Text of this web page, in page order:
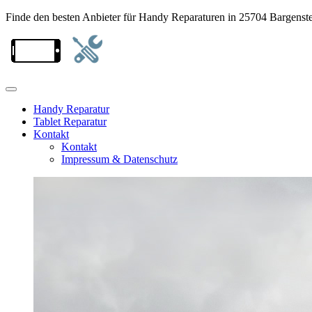
Finde den besten Anbieter für Handy Reparaturen in 25704
Handy Reparatur
Tablet Reparatur
Kontakt
Kontakt
Impressum & Datenschutz